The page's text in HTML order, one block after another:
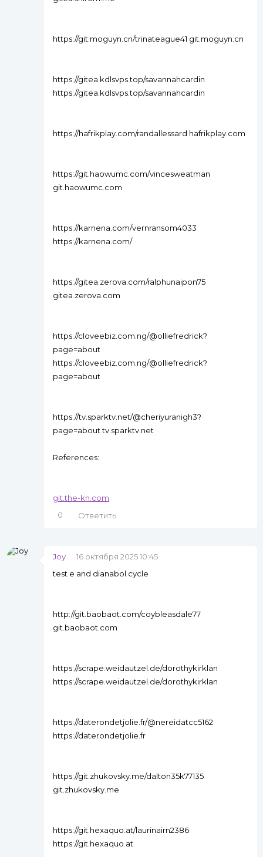
https://git.moguyn.cn/trinateague41 git.moguyn.cn
https://gitea.kdlsvps.top/savannahcardin
https://gitea.kdlsvps.top/savannahcardin
https://hafrikplay.com/randallessard hafrikplay.com
https://git.haowumc.com/vincesweatman
git.haowumc.com
https://karnena.com/vernransom4033
https://karnena.com/
https://gitea.zerova.com/ralphunaipon75
gitea.zerova.com
https://cloveebiz.com.ng/@olliefredrick?
page=about
https://cloveebiz.com.ng/@olliefredrick?
page=about
https://tv.sparktv.net/@cheriyuranigh3?
page=about tv.sparktv.net
References:
git.the-kn.com
0
Ответить
Joy
16 октября 2025 10:45
test e and dianabol cycle
http://git.baobaot.com/coybleasdale77
git.baobaot.com
https://scrape.weidautzel.de/dorothykirklan
https://scrape.weidautzel.de/dorothykirklan
https://daterondetjolie.fr/@nereidatcc5162
https://daterondetjolie.fr
https://git.zhukovsky.me/dalton35k77135
git.zhukovsky.me
https://git.hexaquo.at/laurinairn2386
https://git.hexaquo.at